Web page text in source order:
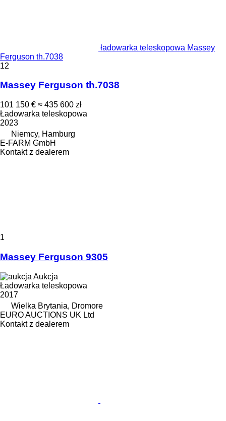
ładowarka teleskopowa Massey
Ferguson th.7038
12
Massey Ferguson th.7038
101 150 € ≈ 435 600 zł
Ładowarka teleskopowa
2023
Niemcy, Hamburg
E-FARM GmbH
Kontakt z dealerem
1
Massey Ferguson 9305
Aukcja
Ładowarka teleskopowa
2017
Wielka Brytania, Dromore
EURO AUCTIONS UK Ltd
Kontakt z dealerem